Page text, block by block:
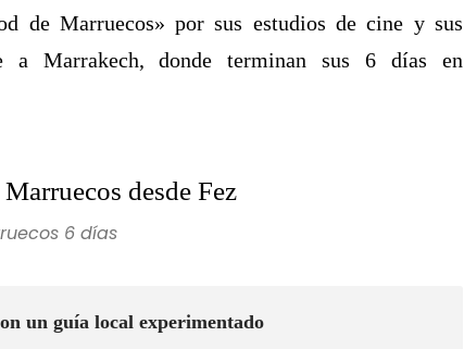
de Marruecos» por sus estudios de cine y sus
a Marrakech, donde terminan sus 6 días en
desde Fez
6 días
un guía local experimentado